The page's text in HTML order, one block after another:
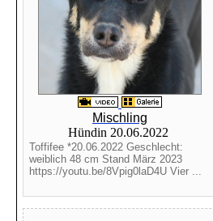
Mischling
Hündin 20.06.2022
Toffifee *20.06.2022 Geschlecht:
weiblich 48 cm Stand März 2023
https://youtu.be/8Vpig0laD4U Vier ...